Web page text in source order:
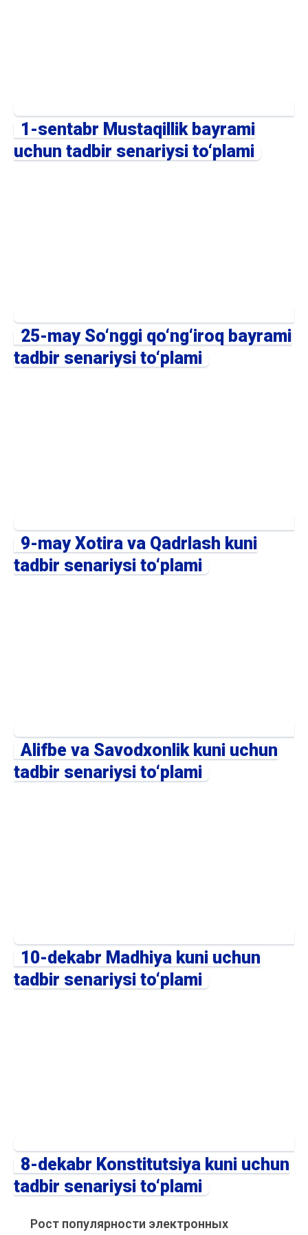
1-sentabr Mustaqillik bayrami
uchun tadbir senariysi to‘plami
25-may So‘nggi qo‘ng‘iroq bayrami
tadbir senariysi to‘plami
9-may Xotira va Qadrlash kuni
tadbir senariysi to‘plami
Alifbe va Savodxonlik kuni uchun
tadbir senariysi to‘plami
10-dekabr Madhiya kuni uchun
tadbir senariysi to‘plami
8-dekabr Konstitutsiya kuni uchun
tadbir senariysi to‘plami
Рост популярности электронных